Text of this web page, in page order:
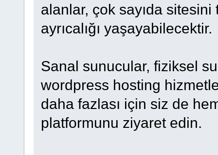
alanlar, çok sayıda
ayrıcalığı yaşayabilecektir.
Sanal sunucular, fiziksel
wordpress hosting
daha fazlası için siz de
platformunu ziyaret edin.